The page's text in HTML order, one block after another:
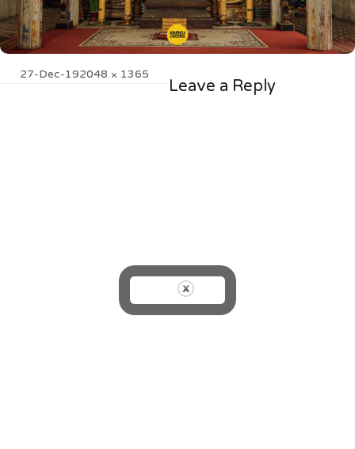
Posted
27-Dec-19Full
2048 × 1365
Leave a Reply